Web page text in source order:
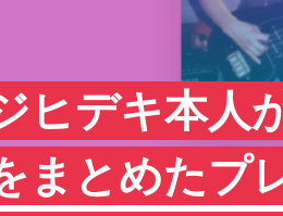
ヒデキ本人
まとめたプ